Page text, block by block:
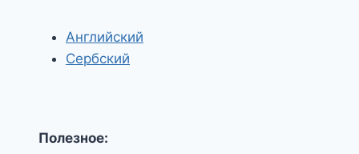
Английский
Сербский
Полезное: